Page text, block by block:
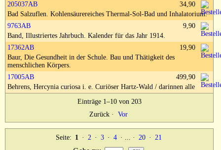
205037AB
Bad Salzuflen. Kohlensäurereiches Thermal-Sol-Bad und Inhalatorium.
34,90
9763AB
Band, Illustriertes Jahrbuch. Kalender für das Jahr 1914.
9,90
17362AB
Baur, Die Gesundheit in der Schule. Bau und Thätigkeit des
menschlichen Körpers.
19,90
17005AB
Behrens, Hercynia curiosa i. e. Curiöser Hartz-Wald / darinnen alle
499,90
Einträge 1–10 von 203
Zurück· Vor
Seite: 1 · 2 · 3 · 4 · ... · 20 · 21